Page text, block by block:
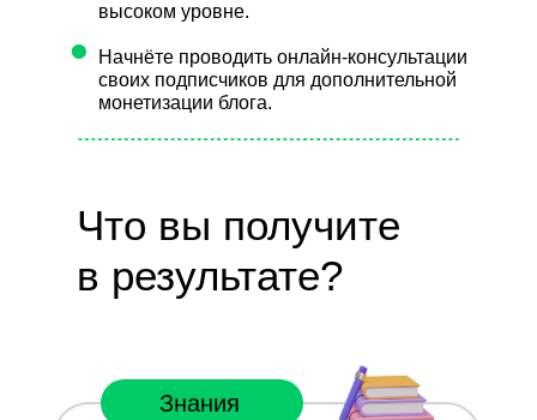
•
высоком уровне.
Начнёте проводить онлайн-консультации
своих подписчиков для дополнительной
монетизации блога.
Знания
Что вы получите
в результате?